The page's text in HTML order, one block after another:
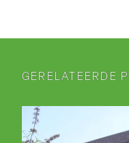
GERELATEERDE